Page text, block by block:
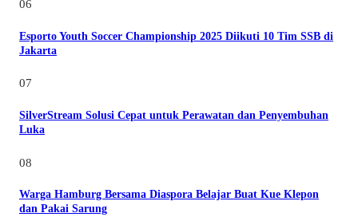
06
Esporto Youth Soccer Championship 2025 Diikuti 10 Tim SSB di
Jakarta
07
SilverStream Solusi Cepat untuk Perawatan dan Penyembuhan
Luka
08
Warga Hamburg Bersama Diaspora Belajar Buat Kue Klepon
dan Pakai Sarung